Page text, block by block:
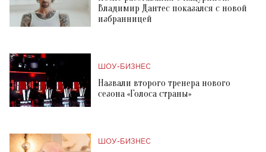
Владимир Дантес показался с новой
избранницей
ШОУ-БИЗНЕС
Назвали второго тренера нового
сезона «Голоса страны»
ШОУ-БИЗНЕС